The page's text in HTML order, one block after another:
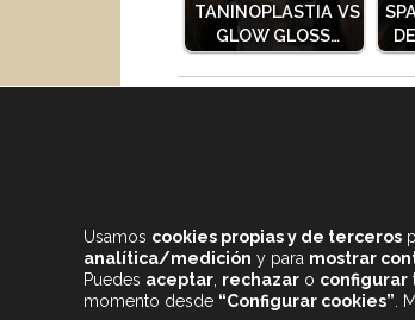
TANINOPLASTIA VS
GLOW GLOSS…
Usamos cookies propias y de terceros
analítica/medición y para mostrar
Puedes aceptar rechazar o configurar
momento desde “Configurar cookies” .